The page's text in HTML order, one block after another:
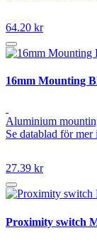
64.20 kr
16mm Mounting
Aluminium
Se datablad för mer
27.39 kr
Proximity switch